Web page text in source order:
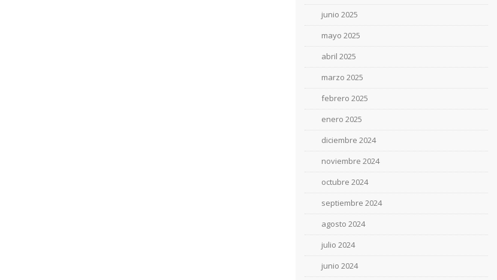
junio 2025
mayo 2025
abril 2025
marzo 2025
febrero 2025
enero 2025
diciembre 2024
noviembre 2024
octubre 2024
septiembre 2024
agosto 2024
julio 2024
junio 2024